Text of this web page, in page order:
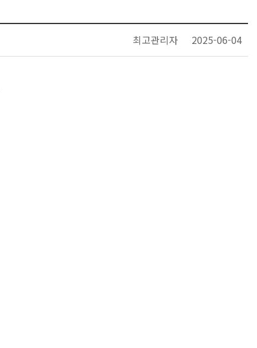
최고관리자 2025-06-04